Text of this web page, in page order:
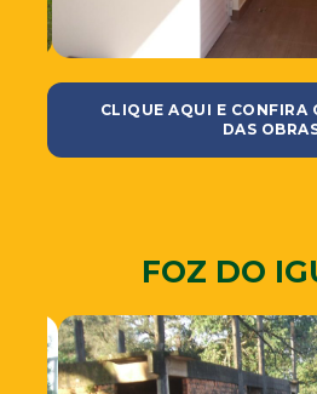
CLIQUE AQUI E CONFIRA
DAS
FOZ DO